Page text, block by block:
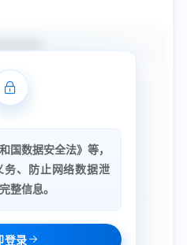
国数据安全法》等，
务、防止网络数据泄
整信息。
登录